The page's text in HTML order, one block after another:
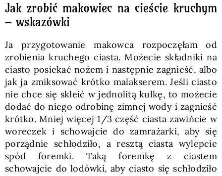
Jak zrobić makowiec na cieście kruchym
– wskazówki
Ja przygotowanie makowca rozpoczęłam od
zrobienia kruchego ciasta. Możecie składniki na
ciasto posiekać nożem i następnie zagnieść, albo
jak ja zmiksować krótko malakserem. Jeśli ciasto
nie chce się skleić w jednolitą kulkę, to możecie
dodać do niego odrobinę zimnej wody i zagnieść
krótko. Mniej więcej 1/3 część ciasta zawińcie w
woreczek i schowajcie do zamrażarki, aby się
porządnie schłodziło, a resztą ciasta wylepcie
spód foremki. Taką foremkę z ciastem
schowajcie do lodówki, aby ciasto się schłodziło